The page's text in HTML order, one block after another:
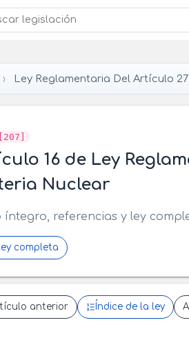
Ley Reglamentaria Del Artículo
[207]
16 de Ley
Nuclear
íntegro, referencias y ley
completa
anterior Índice de la ley